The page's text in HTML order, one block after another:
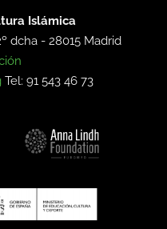
Islámica
dcha -28015 Madrid
Tel: 91 543 46 73